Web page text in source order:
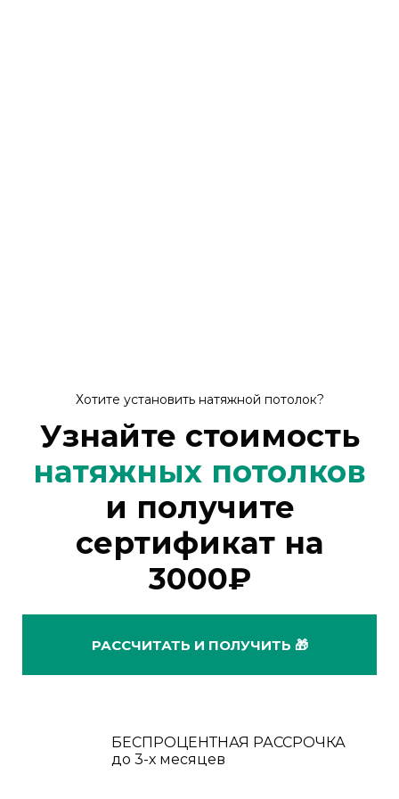
Хотите установить натяжной потолок?
Узнайте стоимость
натяжных потолков
и получите
сертификат на
3000₽
РАССЧИТАТЬ И ПОЛУЧИТЬ 🎁
БЕСПРОЦЕНТНАЯ РАССРОЧКА
до 3-х месяцев